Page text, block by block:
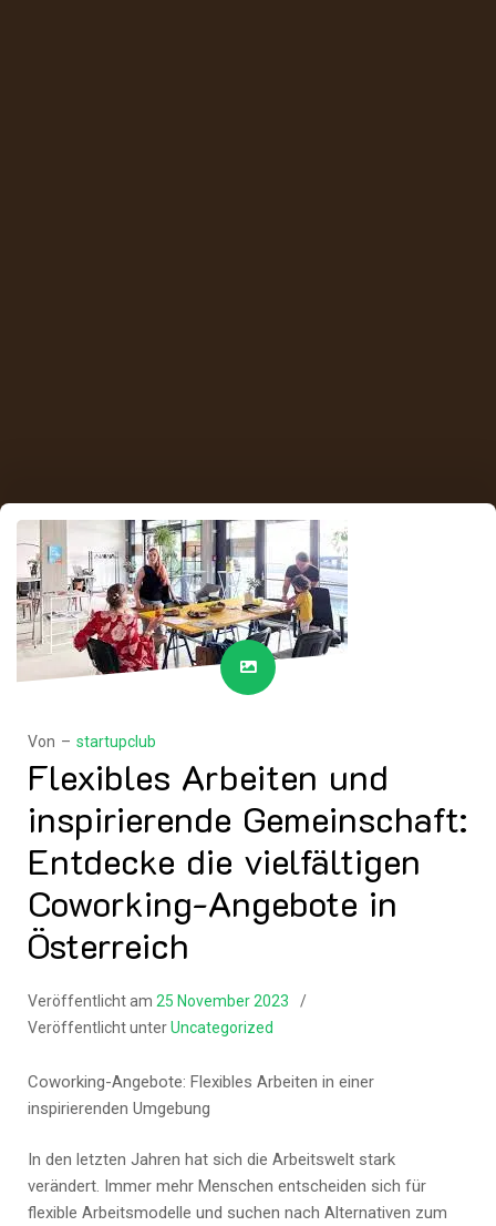
Von – startupclub
Flexibles Arbeiten und
inspirierende Gemeinschaft:
Entdecke die vielfältigen
Coworking-Angebote in
Österreich
Veröffentlicht am 25 November 2023
Veröffentlicht unterUncategorized
Coworking-Angebote: Flexibles Arbeiten in einer
inspirierenden Umgebung
In den letzten Jahren hat sich die Arbeitswelt stark
verändert. Immer mehr Menschen entscheiden sich für
flexible Arbeitsmodelle und suchen nach Alternativen zum